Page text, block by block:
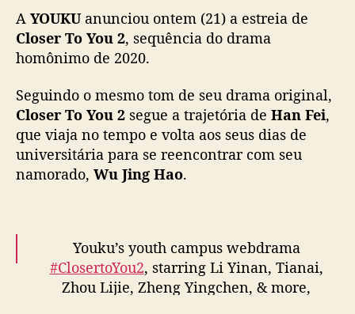
:
Y
U
t
r
a
s
l
H
A YOUKUanunciou ontem (21) a estreia de
Closer To You 2, sequência do drama
homônimo de 2020.
Seguindo o mesmo tom de seu drama original,
Closer To You 2 segue a trajetória de Han Fei,
que viaja no tempo e volta aos seus dias de
universitária para se reencontrar com seu
namorado, Wu Jing Hao.
Youku’s youth campus webdrama
#ClosertoYou2, starring Li Yinan, Tianai,
Zhou Lijie, Zheng Yingchen, & more,